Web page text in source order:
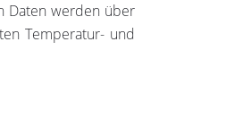
Daten werden über
Temperatur- und